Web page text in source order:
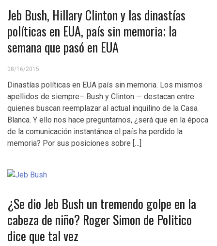
Jeb Bush, Hillary Clinton y las dinastías
políticas en EUA, país sin memoria; la
semana que pasó en EUA
08/16/2015
Dinastías políticas en EUA país sin memoria. Los mismos
apellidos de siempre– Bush y Clinton — destacan entre
quienes buscan reemplazar al actual inquilino de la Casa
Blanca. Y ello nos hace preguntarnos, ¿será que en la época
de la comunicación instantánea el país ha perdido la
memoria? Por sus posiciones sobre […]
¿Se dio Jeb Bush un tremendo golpe en la
cabeza de niño? Roger Simon de Politico
dice que tal vez